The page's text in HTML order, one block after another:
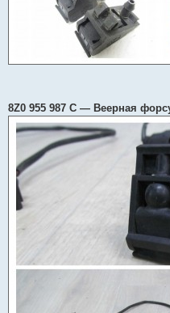
8Z0 955 987 C — Веерная